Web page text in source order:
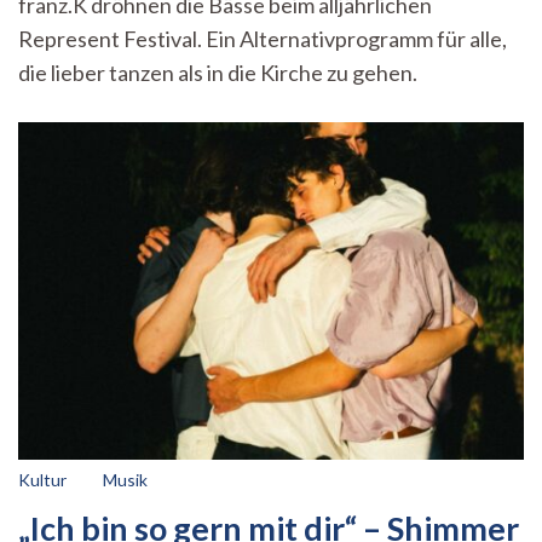
–
Represent
Festival
Represent Festival. Ein Alternativprogramm für alle,
die lieber tanzen als in die Kirche zu gehen.
Kultur Musik
„Ich bin so gern mit dir“ – Shimmer